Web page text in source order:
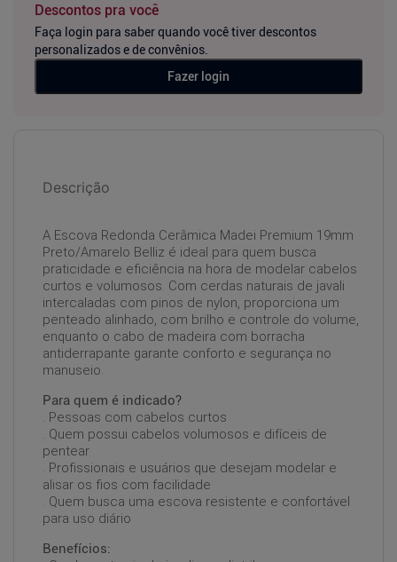
Descontos pra você
Faça login para saber quando você tiver descontos
personalizados e de convênios.
Fazer login
Descrição
A Escova Redonda Cerâmica Madei Premium 19mm
Preto/Amarelo Belliz é ideal para quem busca
praticidade e eficiência na hora de modelar cabelos
curtos e volumosos. Com cerdas naturais de javali
intercaladas com pinos de nylon, proporciona um
penteado alinhado, com brilho e controle do volume,
enquanto o cabo de madeira com borracha
antiderrapante garante conforto e segurança no
manuseio.
Para quem é indicado?
. Pessoas com cabelos curtos
. Quem possui cabelos volumosos e difíceis de
pentear
. Profissionais e usuários que desejam modelar e
alisar os fios com facilidade
. Quem busca uma escova resistente e confortável
para uso diário
Benefícios: